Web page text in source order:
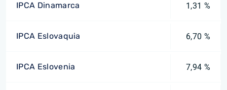
IPCA Dinamarca 1,31 %
IPCA Eslovaquia 6,70 %
IPCA Eslovenia 7,94 %